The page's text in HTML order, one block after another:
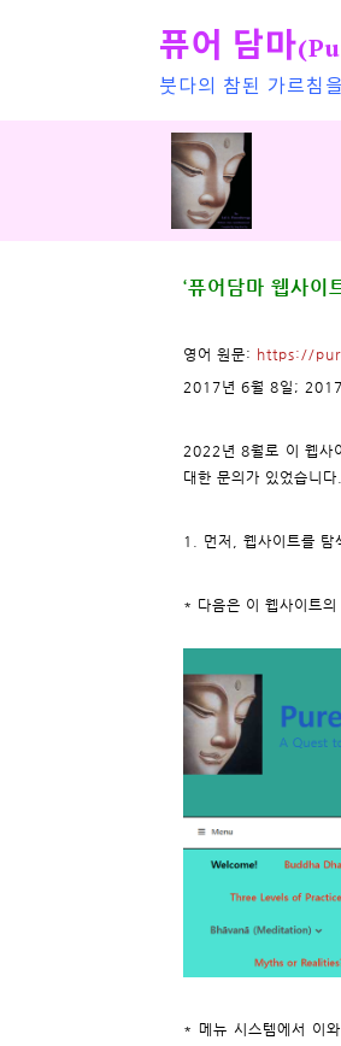
퓨어 담마
붓다의 참된 가르침
‘퓨어담마 웹사이
영어 원문: https://
2017년 6월 8일;
2022년 8월로 이 웹사
대한 문의가 있었습니다.
1. 먼저, 웹사이트를 탐
* 다음은 이 웹사이트
* 메뉴 시스템에서 이